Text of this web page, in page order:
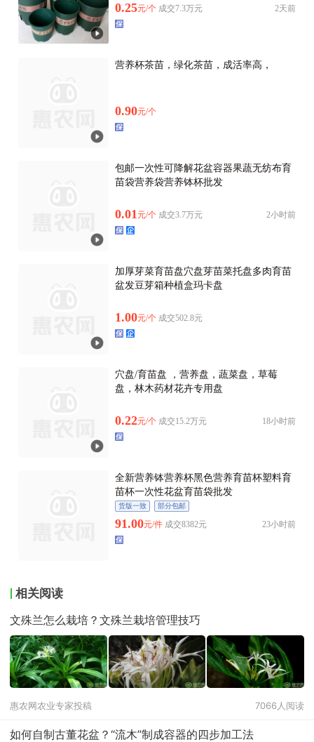
0.25元/个 成交7.3万元 2天前
营养杯茶苗，绿化茶苗，成活率高，
0.90元/个
包邮一次性可降解花盆容器果蔬无纺布育
苗袋营养袋营养钵杯批发
0.01元/个 成交3.7万元 2小时前
加厚芽菜育苗盘穴盘芽苗菜托盘多肉育苗
盆发豆芽箱种植盒玛卡盘
1.00元/个 成交502.8元
穴盘/育苗盘 ，营养盘，蔬菜盘，草莓
盘，林木药材花卉专用盘
0.22元/个 成交15.2万元 18小时前
全新营养钵营养杯黑色营养育苗杯塑料育
苗杯一次性花盆育苗袋批发
货版一致 部分包邮
91.00元/件 成交8382元 23小时前
相关阅读
文殊兰怎么栽培？文殊兰栽培管理技巧
惠农网农业专家投稿 7066人阅读
如何自制古董花盆？“流木”制成容器的四步加工法